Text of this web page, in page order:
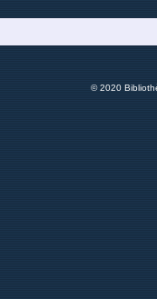
© 2020